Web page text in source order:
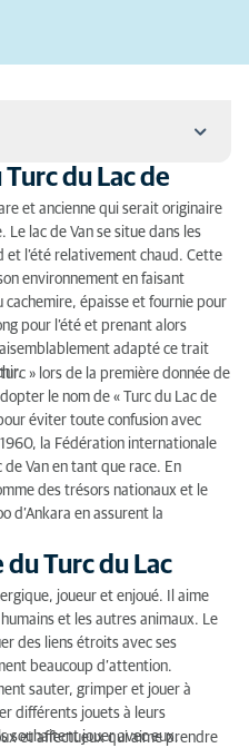
Lac de Van
du Lac de Van ?
et poids du Turc du
du Lac de Van ?
du Lac de Van ?
Lac de Van
Turc du Lac de Van
Lac de Van ?
du Lac de
et ancienne qui serait originaire
Le lac de Van se situe dans les
et l’été relativement chaud. Cette
environnement en faisant
épaisse et fournie pour
pour l’été et prenant alors
adapté ce trait
» lors de la première donnée de
le nom de « Turc du Lac de
éviter toute confusion avec
1960, la Fédération internationale
de Van en tant que race. En
des trésors nationaux et le
d’Ankara en assurent la
Turc du Lac
joueur et enjoué. Il aime
et les autres animaux. Le
des liens étroits avec ses
beaucoup d’attention.
sauter, grimper et jouer à
différents jouets à leurs
souhaitent jouer avec eux.
et affectueux qui aime prendre